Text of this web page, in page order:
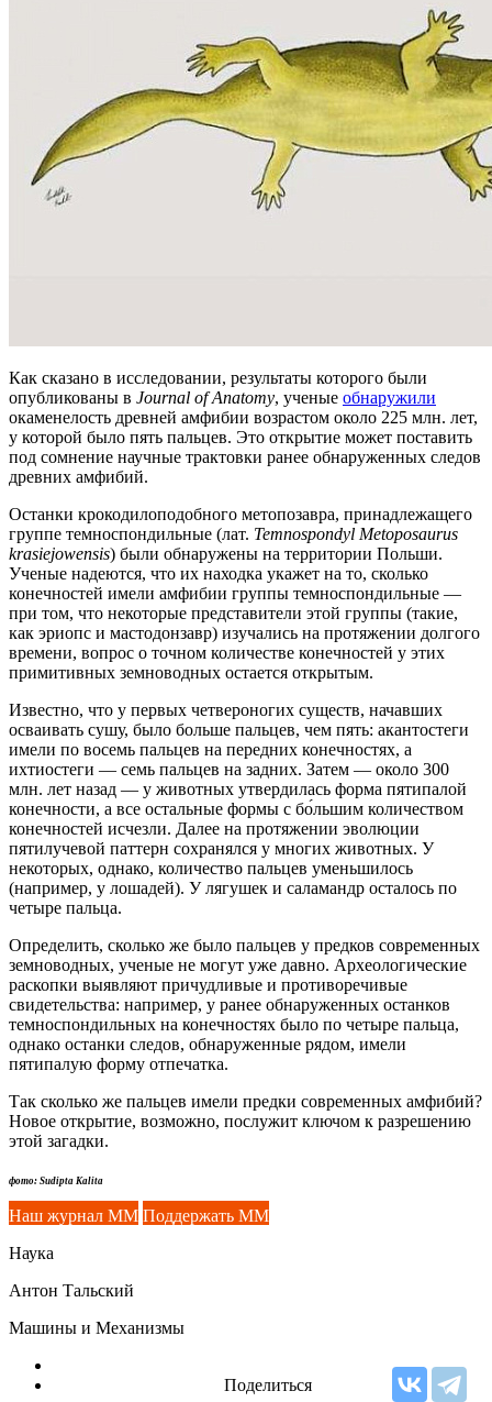
Как сказано в исследовании, результаты которого были
опубликованы в Journal of Anatomy, ученые обнаружили
окаменелость древней амфибии возрастом около 225 млн. лет,
у которой было пять пальцев. Это открытие может поставить
под сомнение научные трактовки ранее обнаруженных следов
древних амфибий.
Останки крокодилоподобного метопозавра, принадлежащего
группе темноспондильные (лат. Temnospondyl Metoposaurus
krasiejowensis) были обнаружены на территории Польши.
Ученые надеются, что их находка укажет на то, сколько
конечностей имели амфибии группы темноспондильные —
при том, что некоторые представители этой группы (такие,
как эриопс и мастодонзавр) изучались на протяжении долгого
времени, вопрос о точном количестве конечностей у этих
примитивных земноводных остается открытым.
Известно, что у первых четвероногих существ, начавших
осваивать сушу, было больше пальцев, чем пять: акантостеги
имели по восемь пальцев на передних конечностях, а
ихтиостеги — семь пальцев на задних. Затем — около 300
млн. лет назад — у животных утвердилась форма пятипалой
конечности, а все остальные формы с бо́льшим количеством
конечностей исчезли. Далее на протяжении эволюции
пятилучевой паттерн сохранялся у многих животных. У
некоторых, однако, количество пальцев уменьшилось
(например, у лошадей). У лягушек и саламандр осталось по
четыре пальца.
Определить, сколько же было пальцев у предков современных
земноводных, ученые не могут уже давно. Археологические
раскопки выявляют причудливые и противоречивые
свидетельства: например, у ранее обнаруженных останков
темноспондильных на конечностях было по четыре пальца,
однако останки следов, обнаруженные рядом, имели
пятипалую форму отпечатка.
Так сколько же пальцев имели предки современных амфибий?
Новое открытие, возможно, послужит ключом к разрешению
этой загадки.
фото: Sudipta Kalita
Наш журнал ММ Поддержать ММ
Наука
Антон Тальский
Машины и Механизмы
Поделиться